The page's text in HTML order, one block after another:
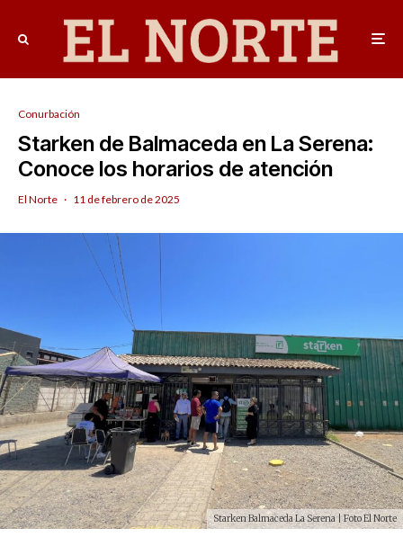
Conurbación
Starken de Balmaceda en La Serena:
Conoce los horarios de atención
El Norte · 11 de febrero de 2025
Starken Balmaceda La Serena | Foto El Norte